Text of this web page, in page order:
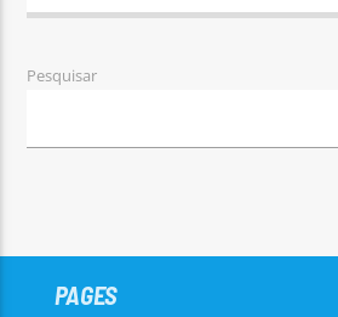
Pesquisar
PAGES